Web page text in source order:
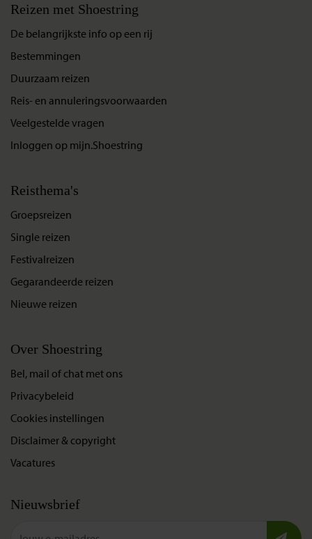
Reizen met Shoestring
De belangrijkste info op een rij
Bestemmingen
Duurzaam reizen
Reis- en annuleringsvoorwaarden
Veelgestelde vragen
Inloggen op mijn.Shoestring
Reisthema's
Groepsreizen
Single reizen
Festivalreizen
Gegarandeerde reizen
Nieuwe reizen
Over Shoestring
Bel, mail of chat met ons
Privacybeleid
Cookies instellingen
Disclaimer & copyright
Vacatures
Nieuwsbrief